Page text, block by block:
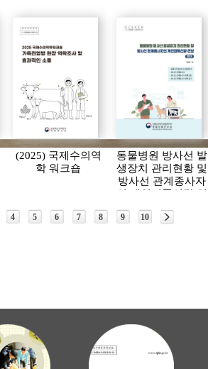
(2025) 국제수의역
학 워크숍
동물병원 방사선 발
생장치 관리현황 및
방사선 관계종사자
의 개인피폭선량 연
4 5 6 7 8 9 10